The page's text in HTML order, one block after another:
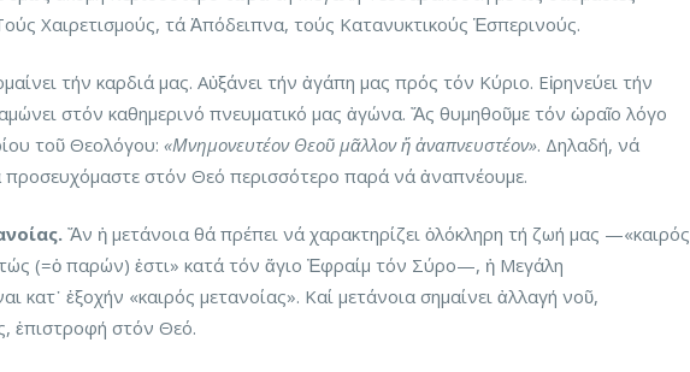
Χαιρετισμούς, τά Ἀπόδειπνα, τούς Κατανυκτικούς Ἑσπερινούς.
τήν καρδιά μας. Αὐξάνει τήν ἀγάπη μας πρός τόν Κύριο. Εἰρηνεύει τήν
στόν καθημερινό πνευματικό μας ἀγώνα. Ἄς θυμηθοῦμε τόν ὡραῖο λόγο
τοῦ Θεολόγου: «Μνημονευτέον Θεοῦ μᾶλλον ἤ ἀναπνευστέον». Δηλαδή, νά
προσευχόμαστε στόν Θεό περισσότερο παρά νά ἀναπνέουμε.
Ἄν ἡ μετάνοια θά πρέπει νά χαρακτηρίζει ὁλόκληρη τή ζωή μας —«καιρός
(=ὁ παρών) ἐστι» κατά τόν ἅγιο Ἐφραίμ τόν Σύρο—, ἡ Μεγάλη
κατ᾽ ἐξοχήν «καιρός μετανοίας». Καί μετάνοια σημαίνει ἀλλαγή νοῦ,
ἐπιστροφή στόν Θεό.